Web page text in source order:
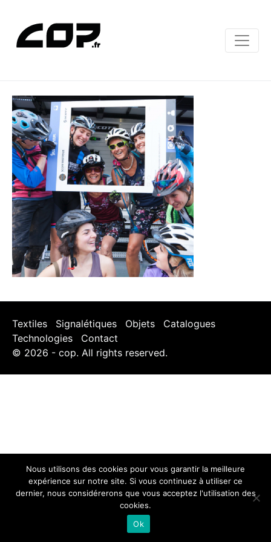
Textiles Signalétiques Objets
Catalogues
Technologies
Contact
© 2026 - cop. All rights reserved.
Nous utilisons des cookies pour vous garantir la meilleure
expérience sur notre site. Si vous continuez à utiliser ce
dernier, nous considérerons que vous acceptez l'utilisation des
cookies.
Ok